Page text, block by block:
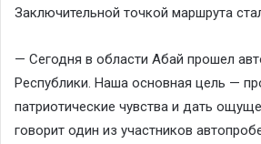
Заключительной точкой маршрута
— Сегодня в области Абай прошел
Республики. Наша основная цель —
патриотические чувства и дать
говорит один из участников